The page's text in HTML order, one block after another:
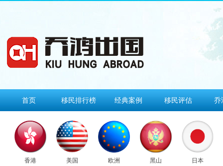
首页 移民排行榜 经典案例 移民评估 乔
香港 美国 欧洲 黑山 日本